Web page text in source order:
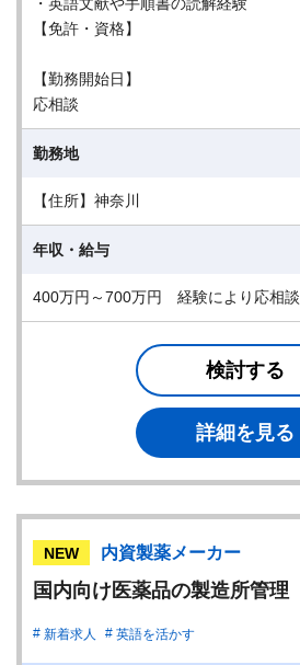
【免許・資格】
【勤務開始日】
応相談
勤務地
【住所】神奈川
年収・給与
400万円～700万円 経験により応相談
検討する
詳細を見る
NEW 内資製薬メーカー
国内向け医薬品の製造所管理
新着求人 英語を活かす